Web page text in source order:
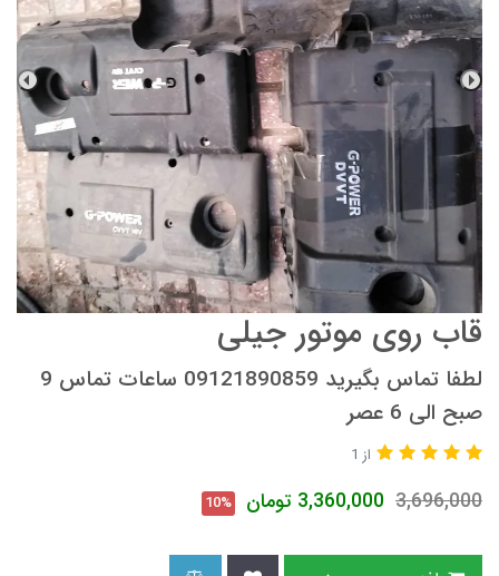
قاب روی موتور جیلی
لطفا تماس بگیرید 09121890859 ساعات تماس 9
صبح الی 6 عصر
از 1
3,696,000
3,360,000 تومان 10%